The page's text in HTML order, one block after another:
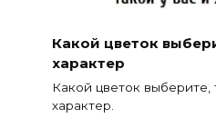
Какой цветок
характер
Какой цветок выберите,
характер.